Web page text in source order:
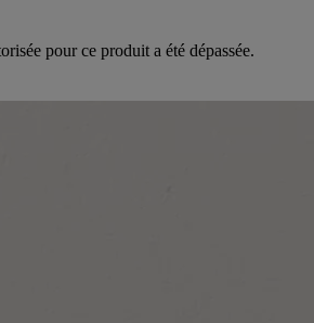
pour ce produit a été dépassée.